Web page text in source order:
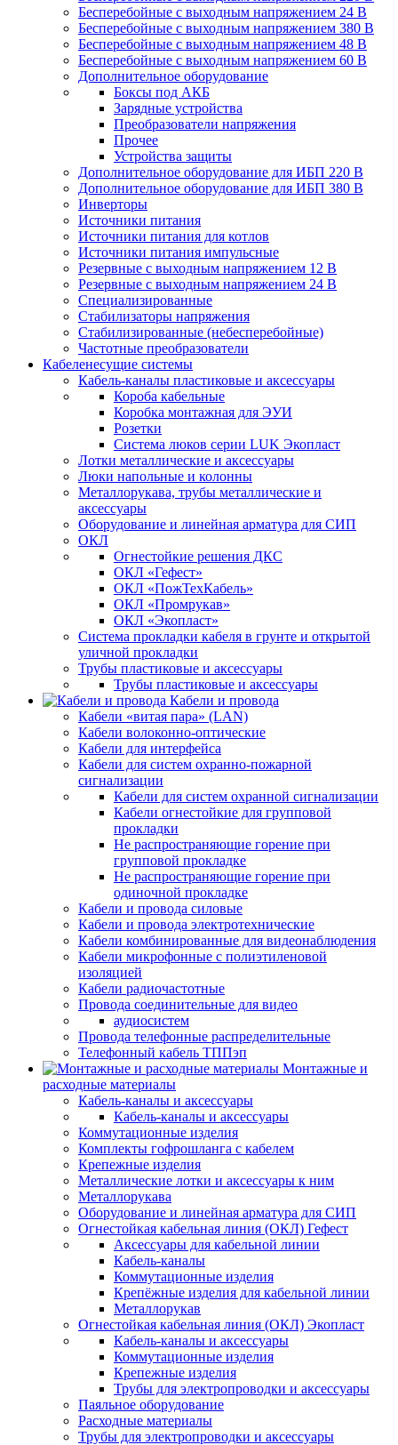
Бесперебойные с выходным напряжением 24 В
Бесперебойные с выходным напряжением 380 В
Бесперебойные с выходным напряжением 48 В
Бесперебойные с выходным напряжением 60 В
Дополнительное оборудование
Боксы под АКБ
Зарядные устройства
Преобразователи напряжения
Прочее
Устройства защиты
Дополнительное оборудование для ИБП 220 В
Дополнительное оборудование для ИБП 380 В
Инверторы
Источники питания
Источники питания для котлов
Источники питания импульсные
Резервные с выходным напряжением 12 В
Резервные с выходным напряжением 24 В
Специализированные
Стабилизаторы напряжения
Стабилизированные (небесперебойные)
Частотные преобразователи
Кабеленесущие системы
Кабель-каналы пластиковые и аксессуары
Короба кабельные
Коробка монтажная для ЭУИ
Розетки
Система люков серии LUK Экопласт
Лотки металлические и аксессуары
Люки напольные и колонны
Металлорукава, трубы металлические и
аксессуары
Оборудование и линейная арматура для СИП
ОКЛ
Огнестойкие решения ДКС
ОКЛ «Гефест»
ОКЛ «ПожТехКабель»
ОКЛ «Промрукав»
ОКЛ «Экопласт»
Система прокладки кабеля в грунте и открытой
уличной прокладки
Трубы пластиковые и аксессуары
Трубы пластиковые и аксессуары
Кабели и провода
Кабели «витая пара» (LAN)
Кабели волоконно-оптические
Кабели для интерфейса
Кабели для систем охранно-пожарной
сигнализации
Кабели для систем охранной сигнализации
Кабели огнестойкие для групповой
прокладки
Не распространяющие горение при
групповой прокладке
Не распространяющие горение при
одиночной прокладке
Кабели и провода силовые
Кабели и провода электротехнические
Кабели комбинированные для видеонаблюдения
Кабели микрофонные с полиэтиленовой
изоляцией
Кабели радиочастотные
Провода соединительные для видео
аудиосистем
Провода телефонные распределительные
Телефонный кабель ТППэп
Монтажные и
расходные материалы
Кабель-каналы и аксессуары
Кабель-каналы и аксессуары
Коммутационные изделия
Комплекты гофрошланга с кабелем
Крепежные изделия
Металлические лотки и аксессуары к ним
Металлорукава
Оборудование и линейная арматура для СИП
Огнестойкая кабельная линия (ОКЛ) Гефест
Аксессуары для кабельной линии
Кабель-каналы
Коммутационные изделия
Крепёжные изделия для кабельной линии
Металлорукав
Огнестойкая кабельная линия (ОКЛ) Экопласт
Кабель-каналы и аксессуары
Коммутационные изделия
Крепежные изделия
Трубы для электропроводки и аксессуары
Паяльное оборудование
Расходные материалы
Трубы для электропроводки и аксессуары